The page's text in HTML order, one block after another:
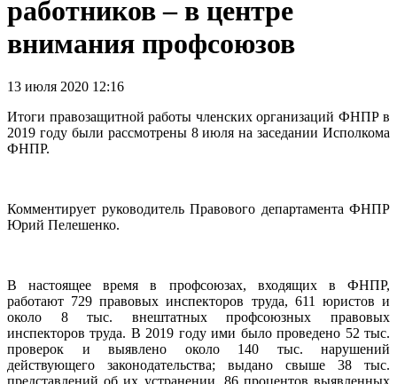
работников – в центре
внимания профсоюзов
13 июля 2020 12:16
Итоги правозащитной работы членских организаций ФНПР в
2019 году были рассмотрены 8 июля на заседании Исполкома
ФНПР.
Комментирует руководитель Правового департамента ФНПР
Юрий Пелешенко.
В настоящее время в профсоюзах, входящих в ФНПР,
работают 729 правовых инспекторов труда, 611 юристов и
около 8 тыс. внештатных профсоюзных правовых
инспекторов труда. В 2019 году ими было проведено 52 тыс.
проверок и выявлено около 140 тыс. нарушений
действующего законодательства; выдано свыше 38 тыс.